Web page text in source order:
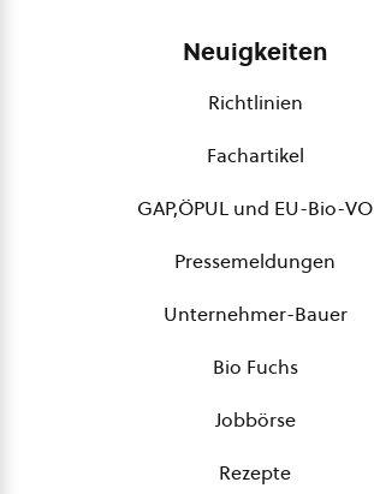
Neuigkeiten
Richtlinien
Fachartikel
GAP,ÖPUL und EU-Bio-VO
Pressemeldungen
Unternehmer-Bauer
Bio Fuchs
Jobbörse
Rezepte